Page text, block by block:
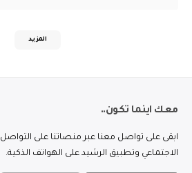
المزيد
معك اينما تكون..
ابقى على تواصل معنا عبر منصاتنا على التواصل
الاجتماعي وتطبيق الرشيد على الهواتف الذكية.